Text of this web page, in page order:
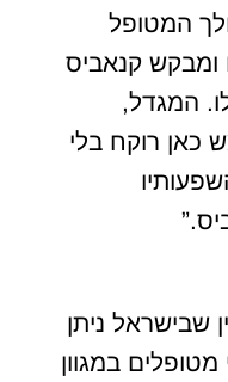
המטופל
קנאביס
המגדל,
כאן רוקח בלי
שבישראל ניתן
במגוון